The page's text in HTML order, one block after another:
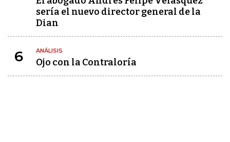
sería el nuevo director general de la
Dian
6 ANÁLISIS
Ojo con la Contraloría